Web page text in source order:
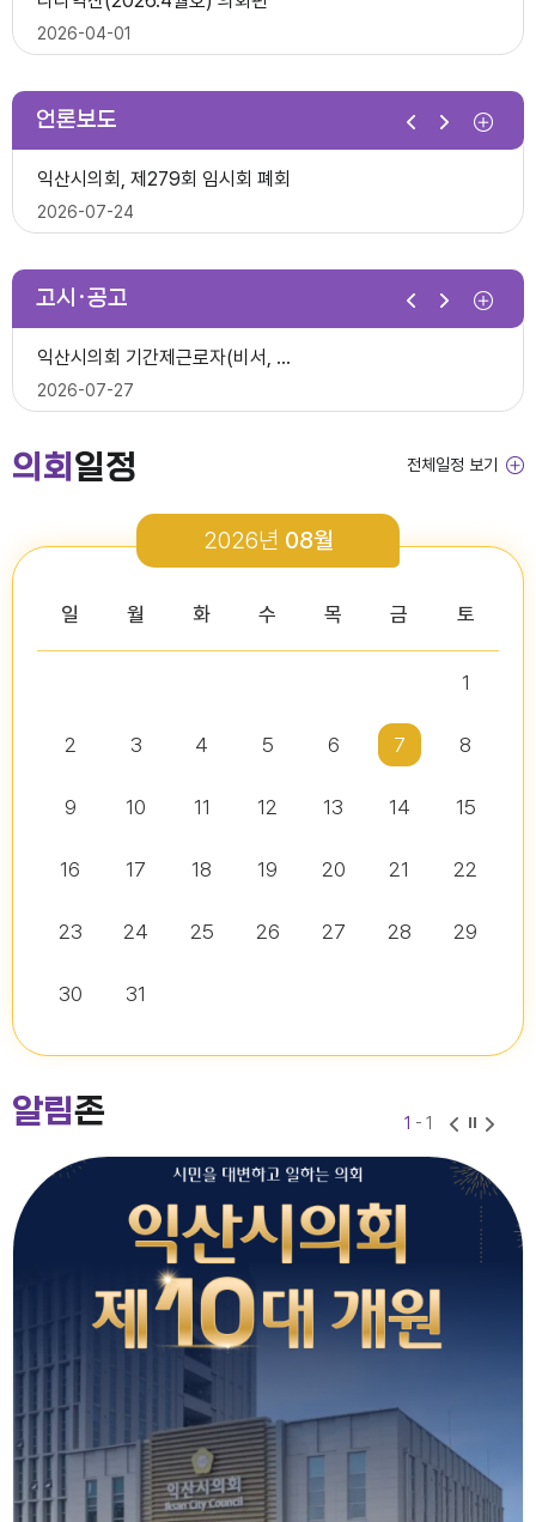
2026년 1분기 홍보예산 운용현황
다다익산(2026.4월호) 의회편
다다익산(2026.1월호) 의회편
2026-07-07
제278회 익산시의회 임시회 의사일정(안)
2026-06-22
2026년 1분기 홍보예산 운용현황
2026-04-08
2026년도 회기운영 계획(변경)
2026-07-07
2026-04-01
다다익산(2026.3월호) 의회편
2026-03-03
다다익산(2026.2월호) 의회편
2026-02-02
다다익산(2026.1월호) 의회편
2025-12-03
언론보도
2026-06-26
익산시의회, 제279회 임시회 폐회
2026-07-24
2026-07-15
익산시의회, 제279회 임시회 개회
2026-07-02
2026-06-26
2026-07-24
고시·공고
익산시의회 기간제근로자(중증장애 의원 활동보조) 채용 공고
2026-06-30
익산시의회 기간제근로자(비서, 행정보조) 채용 공고
2026-07-27
2026년도 제4회 익산시의회 지방임기제공무원 채용시험 최종합격..
2026-07-10
2026-07-07
2026-06-30
익산시의회 기간제근로자(비서, 행정보조) 채용 공고
의회 일정
2026년 08월
일 월 화 수 목 금 토
1
2 3 4 5 6 7 8
9 10 11 12 13 14 15
16 17 18 19 20 21 22
23 24 25 26 27 28 29
30 31
전체일정 보기
알림존 1 - 1